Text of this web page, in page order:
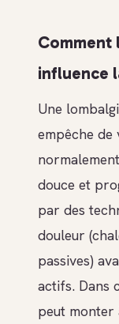
Comment
influence
Une
empêche de
douce et
par des
douleur
passives)
actifs. Dans
peut monter